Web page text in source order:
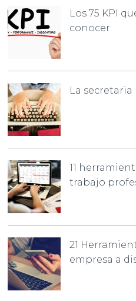
Los 75 KPI
conocer
La
11
trabajo
21
empresa a